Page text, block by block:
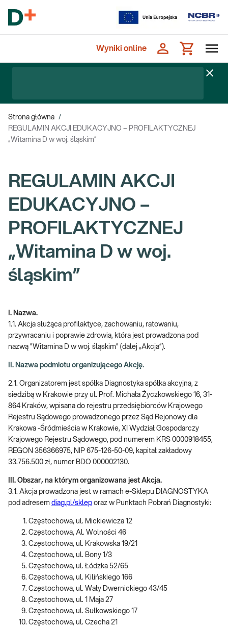
Wyniki online
Strona główna /
REGULAMIN AKCJI EDUKACYJNO – PROFILAKTYCZNEJ
„Witamina D w woj. śląskim”
REGULAMIN AKCJI
EDUKACYJNO –
PROFILAKTYCZNEJ
„Witamina D w woj.
śląskim”
I. Nazwa.
1.1. Akcja służąca profilaktyce, zachowaniu, ratowaniu,
przywracaniu i poprawie zdrowia, która jest prowadzona pod
nazwą ”Witamina D w woj. śląskim” (dalej „Akcja”).
II. Nazwa podmiotu organizującego Akcję.
2.1. Organizatorem jest spółka Diagnostyka spółka akcyjna, z
siedzibą w Krakowie przy ul. Prof. Michała Życzkowskiego 16, 31-
864 Kraków, wpisana do rejestru przedsiębiorców Krajowego
Rejestru Sądowego prowadzonego przez Sąd Rejonowy dla
Krakowa -Śródmieścia w Krakowie, XI Wydział Gospodarczy
Krajowego Rejestru Sądowego, pod numerem KRS 0000918455,
REGON 356366975, NIP 675-126-50-09, kapitał zakładowy
33.756.500 zł, numer BDO 000002130.
III. Obszar, na którym organizowana jest Akcja.
3.1. Akcja prowadzona jest w ramach e-Sklepu DIAGNOSTYKA
pod adresem diag.pl/sklep oraz w Punktach Pobrań Diagnostyki:
Częstochowa, ul. Mickiewicza 12
Częstochowa, Al. Wolności 46
Częstochowa, ul. Krakowska 19/21
Częstochowa, ul. Bony 1/3
Częstochowa, ul. Łódzka 52/65
Częstochowa, ul. Kilińskiego 166
Częstochowa, ul. Wały Dwernickiego 43/45
Częstochowa, ul. 1 Maja 27
Częstochowa, ul. Sułkowskiego 17
Częstochowa, ul. Czecha 21